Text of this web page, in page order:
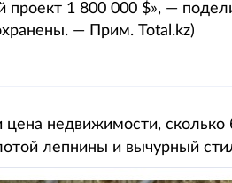
1 800 000 $», —
— Прим. Total.kz)
недвижимости, сколько
лепнины и вычурный